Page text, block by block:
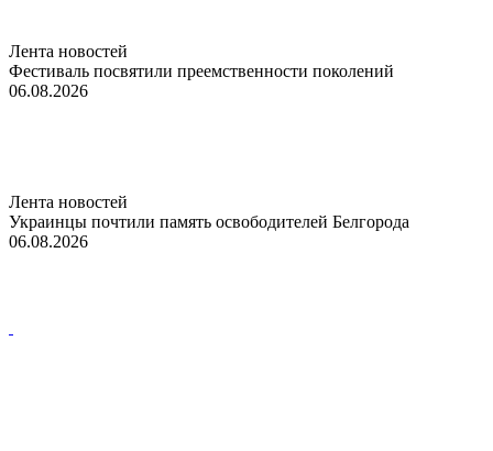
Лента новостей
Фестиваль посвятили преемственности поколений
06.08.2026
Лента новостей
Украинцы почтили память освободителей Белгорода
06.08.2026